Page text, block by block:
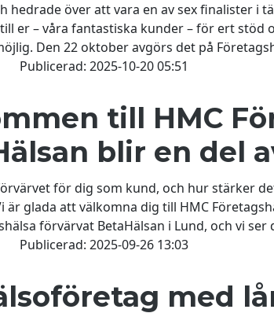
hedrade över att vara en av sex finalister i
er – våra fantastiska kunder – för ert stöd
Den 22 oktober avgörs det på
och tår för vår skull =)
Publicerad: 2025-10-20 05:51
till HMC
blir en del
för dig som kund, och hur stärker
är glada att välkomna dig till HMC
förvärvat BetaHälsan i Lund, och vi
ännu bättre stöd för din organisations hälsa
Publicerad: 2025-09-26 13:03
med